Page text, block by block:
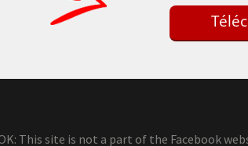
This site is not a part of the Facebook